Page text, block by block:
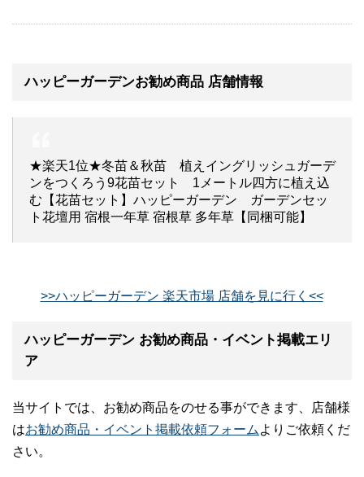
ハッピーガーデンお勧め商品 店舗情報
★楽天1位★冬苗＆秋苗 植えイングリッシュガーデ
ンをつくろう9花苗セット 1メートル四方に植え込
む【花苗セット】ハッピーガーデン ガーデンセッ
ト花壇用 宿根一年草 宿根草 多年草【同梱可能】
>>ハッピーガーデン 楽天市場 店舗を見に行く<<
ハッピーガーデン お勧め商品・イベント掲載エリ
ア
当サイトでは、お勧め商品をのせる事ができます、店舗様
はお勧め商品・イベント掲載依頼フォーム よりご依頼くだ
さい。